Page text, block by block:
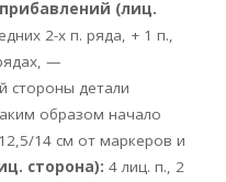
(лиц.
2-х п. ряда, + 1 п.,
—
стороны детали
образом начало
14 см от маркеров и
сторона): 4 лиц. п., 2